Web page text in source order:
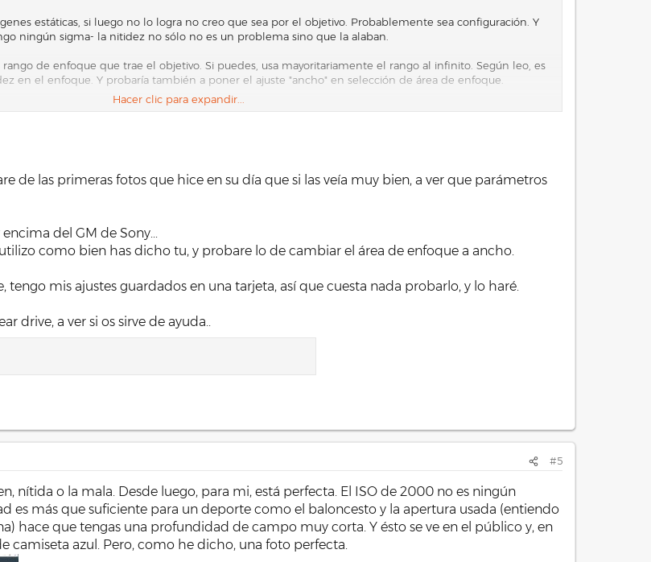
estáticas, si luego no lo logra no creo que sea por el objetivo. Probablemente sea configuración. Y
ningún sigma- la nitidez no sólo no es un problema sino que la alaban.
de enfoque que trae el objetivo. Si puedes, usa mayoritariamente el rango al infinito. Según leo, es
en el enfoque. Y probaría también a poner el ajuste "ancho" en selección de área de enfoque.
a tu gusto, puedes a restaurar a modo fábrica y, sin cambiar nada, probar a ver qué tal va el enfoque.
servidor una foto -en raw- de esas que no ves bien para que los compañeros podamos verla y darte
Hacer clic para expandir...
de las primeras fotos que hice en su día que si las veía muy bien, a ver que parámetros
del GM de Sony...
como bien has dicho tu, y probare lo de cambiar el área de enfoque a ancho.
tengo mis ajustes guardados en una tarjeta, así que cuesta nada probarlo, y lo haré.
drive, a ver si os sirve de ayuda..
#5
nítida o la mala. Desde luego, para mi, está perfecta. El ISO de 2000 no es ningún
es más que suficiente para un deporte como el baloncesto y la apertura usada (entiendo
hace que tengas una profundidad de campo muy corta. Y ésto se ve en el público y, en
camiseta azul. Pero, como he dicho, una foto perfecta.